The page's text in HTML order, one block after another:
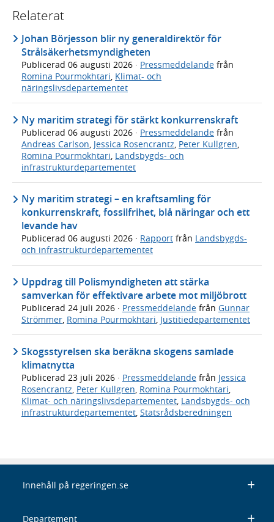
Relaterat
Johan Börjesson blir ny generaldirektör för
Strålsäkerhetsmyndigheten
Publicerad 06 augusti 2026 · Pressmeddelande från
Romina Pourmokhtari, Klimat- och
näringslivsdepartementet
Ny maritim strategi för stärkt konkurrenskraft
Publicerad 06 augusti 2026 · Pressmeddelande från
Andreas Carlson Jessica Rosencrantz Peter Kullgren
Romina Pourmokhtari Landsbygds- och
infrastrukturdepartementet
Ny maritim strategi – en kraftsamling för
konkurrenskraft, fossilfrihet, blå näringar och ett
levande hav
Publicerad 06 augusti 2026 · Rapport från Landsbygds-
och infrastrukturdepartementet
Uppdrag till Polismyndigheten att stärka
samverkan för effektivare arbete mot miljöbrott
Publicerad 24 juli 2026 · Pressmeddelande från Gunnar
Strömmer, Romina Pourmokhtari, Justitiedepartementet
Skogsstyrelsen ska beräkna skogens samlade
klimatnytta
Publicerad 23 juli 2026 · Pressmeddelande från Jessica
Rosencrantz Peter Kullgren Romina Pourmokhtari
Klimat- och näringslivsdepartementet Landsbygds- och
infrastrukturdepartementet Statsrådsberedningen
Innehåll på regeringen.se
Departement